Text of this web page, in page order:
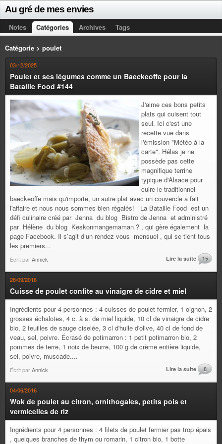
Au gré de mes envies
Notes Catégories Archives Tags
Catégorie > poulet
03/12/2025
Poulet et ses légumes comme un Baeckeoffe pour la
Bataille Food #144
J'aime ces bons petits
plats qui cuisent tout
seul. Ici c'est une
recette vue dans
l'émission "Météo à la
carte". Hélas je ne
possède pas cette
magnifique terrine
typique d'Alsace pour
cuire le traditionnel
baeckeoffe mais qu'importe, un autre plat avec un couvercle a fait
l'affaire et nous nous sommes bien régalés! La Bataille Food est un
défi culinaire créé par Jenna du blog Bistro de Jenna et administré
par Hélène du blog Keskonmangemaman ? , qui gère également la
page Facebook. Il s’agit d’un rendez vous mensuel , qui se tient tous
les premiers...
Écrit parAnnick Lire la suite 15
28/09/2016
Cuisse de poulet confite au vinaigre de cidre et miel
Ingrédients pour 4 personnes : 4 cuisses de poulet fermier, 1 oignon, 2
grosses échalotes, 4 c. à s. de miel liquide, 10 cl de vinaigre de cidre
bio, 2 feuilles de sauge ciselée, 3 cl d'huile d'olive, 40 cl de fond de
veau, sel, poivre. Écrasé de potimarron : 1 petit potimarron bio, 2
pommes de terre, 1 noix de beurre, 100 g de crème entière liquide,
sel, poivre, muscade....
Écrit parAnnick Lire la suite 8
04/06/2016
Wok de poulet au citron, ornithogales, petits pois et
vermicelles de riz
Ingrédients pour 4 personnes : 4 filets de poulet fermier pas trop épais
, quelques branches de thym ou romarin, 1 citron bio, 1 botte